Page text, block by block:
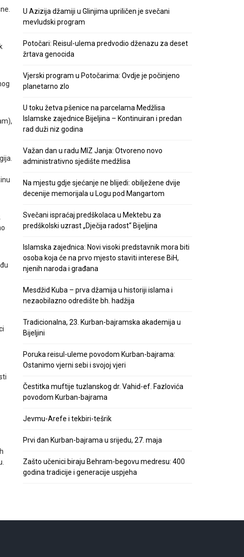
U Azizija džamiji u Glinjima upriličen je svečani
mevludski program
Potočari: Reisul-ulema predvodio dženazu za deset
žrtava genocida
Vjerski program u Potočarima: Ovdje je počinjeno
planetarno zlo
U toku žetva pšenice na parcelama Medžlisa
Islamske zajednice Bijeljina – Kontinuiran i predan
rad duži niz godina
Važan dan u radu MIZ Janja: Otvoreno novo
administrativno sjedište medžlisa
Na mjestu gdje sjećanje ne blijedi: obilježene dvije
decenije memorijala u Logu pod Mangartom
Svečani ispraćaj predškolaca u Mektebu za
predškolski uzrast „Dječija radost“ Bijeljina
Islamska zajednica: Novi visoki predstavnik mora biti
osoba koja će na prvo mjesto staviti interese BiH,
njenih naroda i građana
Mesdžid Kuba – prva džamija u historiji islama i
nezaobilazno odredište bh. hadžija
Tradicionalna, 23. Kurban-bajramska akademija u
Bijeljini
Poruka reisul-uleme povodom Kurban-bajrama:
Ostanimo vjerni sebi i svojoj vjeri
Čestitka muftije tuzlanskog dr. Vahid-ef. Fazlovića
povodom Kurban-bajrama
Jevmu-Arefe i tekbiri-tešrik
Prvi dan Kurban-bajrama u srijedu, 27. maja
Zašto učenici biraju Behram-begovu medresu: 400
godina tradicije i generacije uspjeha